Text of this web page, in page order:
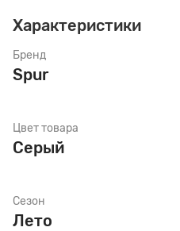
Характеристики
Бренд
Spur
Цвет товара
Серый
Сезон
Лето
Стельки
Шнурки
Щетки